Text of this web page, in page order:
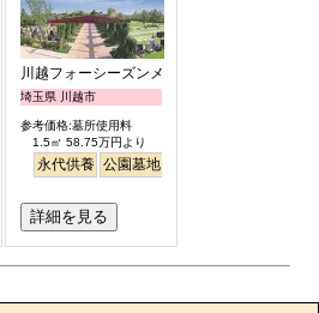
ガーデニング 公園墓地
川越フォーシーズンメモリアル
埼玉県 川越市
参考価格:墓所使用料
1.5㎡ 58.75万円より
永代供養 公園墓地
詳細を見る